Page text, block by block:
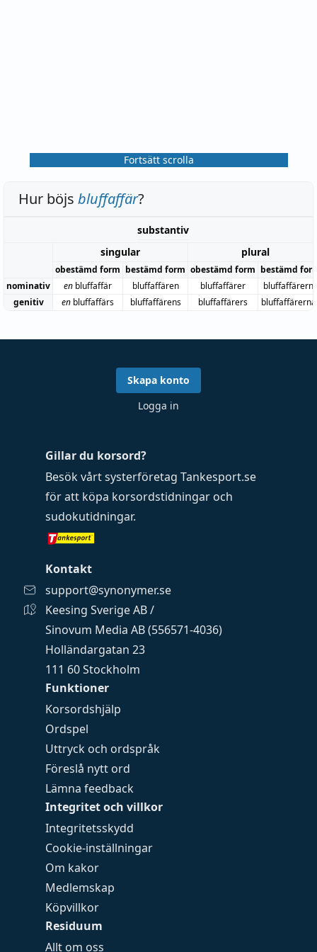
Fortsätt scrolla
Hur böjs bluffaffär?
substantiv
singular
plural
obestämd form bestämd form obestämd form bestämd
nominativ
en bluffaffär bluffaffären bluffaffärer
genitiv
en bluffaffärs bluffaffärens bluffaffärers
Funktioner
Korsordshjälp
Ordspel
Uttryck och ordspråk
Föreslå nytt ord
Lämna feedback
Integritet och villkor
Integritetsskydd
Cookie-inställningar
Om kakor
Medlemskap
Köpvillkor
Residuum
Allt om oss
Gillar du korsord?
Besök vårt systerföretag Tankesport.se
för att köpa korsordstidningar och
sudokutidningar.
Kontakt
support@synonymer.se
Keesing Sverige AB /
Sinovum Media AB (556571-4036)
Holländargatan 23
111 60 Stockholm
Skapa konto
Logga in